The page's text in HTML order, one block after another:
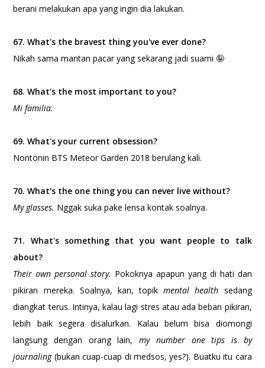
berani melakukan apa yang ingin dia lakukan.
67. What's the bravest thing you've ever done?
Nikah sama mantan pacar yang sekarang jadi suami 🤪
68. What's the most important to you?
Mi familia.
69. What's your current obsession?
Nontonin BTS Meteor Garden 2018 berulang kali.
70. What's the one thing you can never live without?
My glasses. Nggak suka pake lensa kontak soalnya.
71. What's something that you want people to talk
about?
Their own personal story. Pokoknya apapun yang di hati dan
pikiran mereka. Soalnya, kan, topikmental health sedang
diangkat terus. Intinya, kalau lagi stres atau ada beban pikiran,
lebih baik segera disalurkan. Kalau belum bisa diomongi
langsung dengan orang lain,my number one tips is by
journaling (bukan cuap-cuap di medsos, yes?). Buatku itu cara